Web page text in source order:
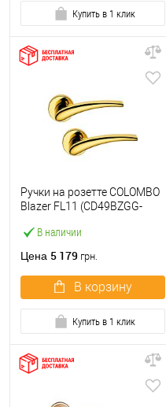
Купить в 1 клик
В наличии
Ручки на розетте COLOMBO
Blazer FL11 (CD49BZGG-
латунь
Цена 5 179 грн.
В корзину
Купить в 1 клик